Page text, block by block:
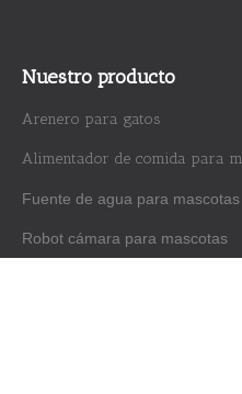
Nuestro producto
Arenero para gatos
Alimentador de comida para
Fuente de agua para mascotas
Robot cámara para mascotas